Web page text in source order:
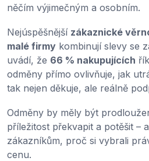
něčím výjimečným a osobním.
Nejúspěšnější zákaznické
malé firmy kombinují slevy se
uvádí, že 66 % nakupujících
odměny přímo ovlivňuje, jak
tak nejen děkuje, ale reálně
Odměny by měly být
příležitost překvapit a potěšit –
zákazníkům, proč si vybrali
cenu.